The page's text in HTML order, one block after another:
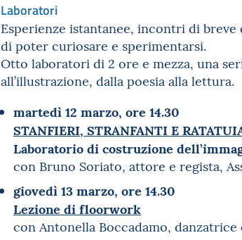
Laboratori
Esperienze istantanee, incontri di
di poter curiosare e sperimentarsi.
Otto laboratori di 2 ore e mezza, una
all’illustrazione, dalla poesia alla lettura.
martedì 12 marzo, ore 14.30
STANFIERI, STRANFANTI E
Laboratorio di costruzione
con Bruno Soriato, attore e regista,
giovedì 13 marzo, ore 14.30
Lezione di floorwork
con Antonella Boccadamo,